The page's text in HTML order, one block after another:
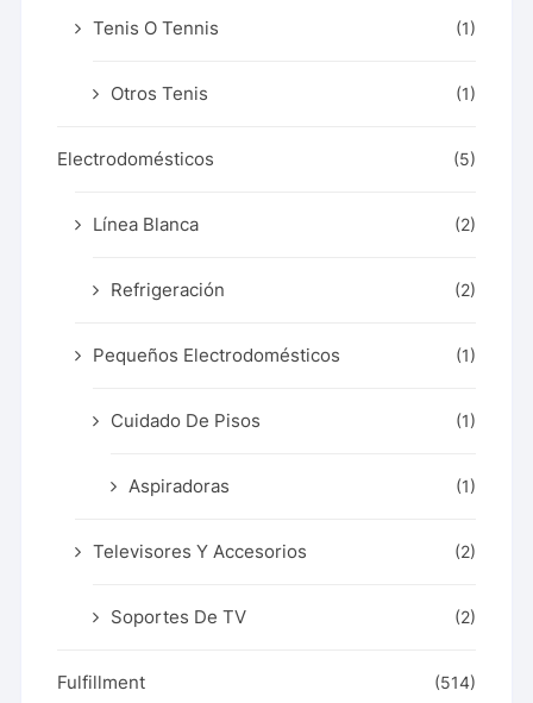
Tenis O Tennis (1)
Otros Tenis (1)
Electrodomésticos (5)
Línea Blanca (2)
Refrigeración (2)
Pequeños Electrodomésticos (1)
Cuidado De Pisos (1)
Aspiradoras (1)
Televisores Y Accesorios (2)
Soportes De TV (2)
Fulfillment (514)